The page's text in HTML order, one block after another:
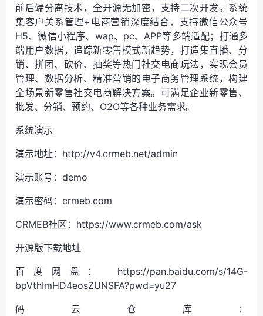
前后端分离技术，全开源无加密，支持二次开发。系统
集客户关系管理+电商营销深度结合，支持微信公众号
H5、微信小程序、wap、pc、APP等多端适配；打通多
端用户数据，追踪新零售模式新趋势，打造集直播、分
销、拼团、砍价、抽奖等热门社交电商玩法，实现会员
管理、数据分析、精准营销的电子商务管理系统，构建
全场景新零售社交电商解决方案。可满足企业新零售、
批发、分销、预约、O2O等各种业务需求。
系统演示
演示地址：http://v4.crmeb.net/admin
演示账号：demo
演示密码：crmeb.com
CRMEB社区：https://www.crmeb.com/ask
开源版下载地址
百度网盘： https://pan.baidu.com/s/14G-
bpVthImHD4eosZUNSFA?pwd=yu27
码云仓库：